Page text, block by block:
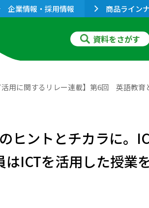
企業情報・採用情報 商品ライン
資料をさがす
用に関するリレー連載】第6回 英語教
ヒントとチカラに
はICTを活用した授業